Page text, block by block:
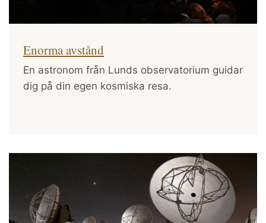
Enorma avstånd
En astronom från Lunds observatorium guidar
dig på din egen kosmiska resa.